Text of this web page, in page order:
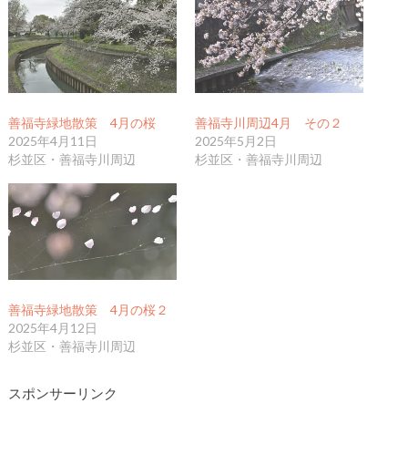
善福寺緑地散策 4月の桜
2025年4月11日
杉並区・善福寺川周辺
善福寺川周辺4月 その２
2025年5月2日
杉並区・善福寺川周辺
善福寺緑地散策 4月の桜２
2025年4月12日
杉並区・善福寺川周辺
スポンサーリンク